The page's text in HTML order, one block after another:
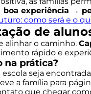
boa experiência →
como será e o
de
alinhar o caminho.
rápido e
na prática?
seja
a família para
que chegar